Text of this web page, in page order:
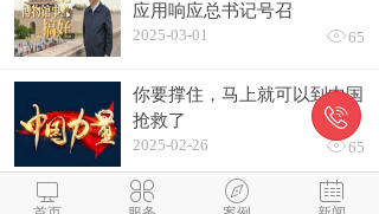
应用响应总书记号召
2025-03-01 65
你要撑住，马上就可以到中国
抢救了
2025-02-26 65
新型消费点燃内需新引擎，
   
